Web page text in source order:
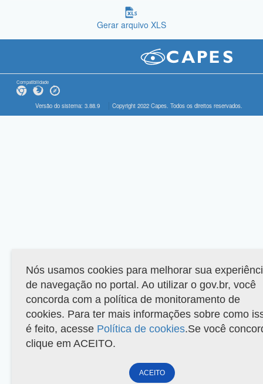
Gerar arquivo XLS
Compatibilidade
Versão do sistema: 3.88.9 Copyright 2022 Capes. Todos os direitos reservados.
Nós usamos cookies para melhorar sua
de navegação no portal. Ao utilizar o gov.br, você
concorda com a política de monitoramento de
cookies. Para ter mais informações sobre como
é feito, acesse Política de cookies.Se você
clique em ACEITO.
ACEITO